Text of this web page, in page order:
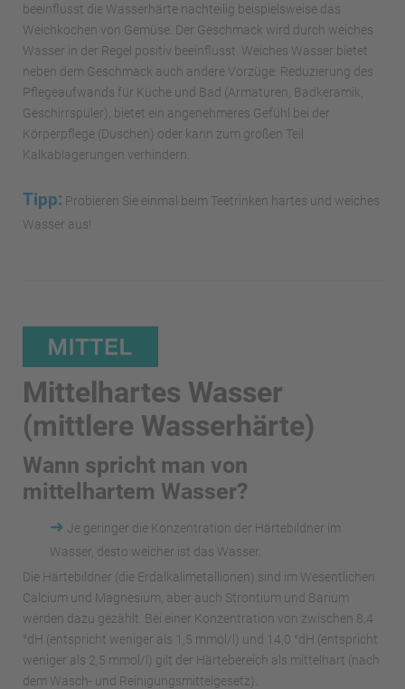
beeinflusst die Wasserhärte nachteilig beispielsweise das
Weichkochen von Gemüse. Der Geschmack wird durch weiches
Wasser in der Regel positiv beeinflusst. Weiches Wasser bietet
neben dem Geschmack auch andere Vorzüge: Reduzierung des
Pflegeaufwands für Küche und Bad (Armaturen, Badkeramik,
Geschirrspüler), bietet ein angenehmeres Gefühl bei der
Körperpflege (Duschen) oder kann zum großen Teil
Kalkablagerungen verhindern.
Tipp: Probieren Sie einmal beim Teetrinken hartes und weiches
Wasser aus!
Mittelhartes Wasser
(mittlere Wasserhärte)
Wann spricht man von
mittelhartem Wasser?
➜ Je geringer die Konzentration der Härtebildner im
Wasser, desto weicher ist das Wasser.
Die Härtebildner (die Erdalkalimetallionen) sind im Wesentlichen
Calcium und Magnesium, aber auch Strontium und Barium
werden dazu gezählt. Bei einer Konzentration von zwischen 8,4
°dH (entspricht weniger als 1,5 mmol/l) und 14,0 °dH (entspricht
weniger als 2,5 mmol/l) gilt der Härtebereich als mittelhart (nach
dem Wasch- und Reinigungsmittelgesetz).